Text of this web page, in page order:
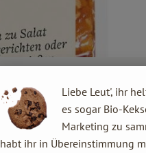
Liebe Leut', ihr
es sogar Bio-
Marketing zu
habt ihr in Übereinstimmung